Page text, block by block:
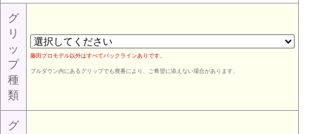
グ
リ
ッ
プ
種
類
藤田プロモデル以外はすべてバックラインありです。
プルダウン内にあるグリップでも廃番により、ご希望に添えない場合があります。
グ